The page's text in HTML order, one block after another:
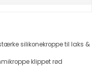
silikonekroppe til laks &
klippet rød